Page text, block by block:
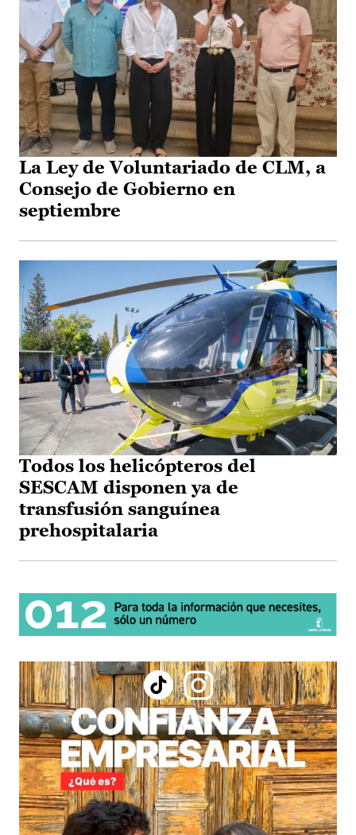
La Ley de Voluntariado de CLM, a
Consejo de Gobierno en
septiembre
Todos los helicópteros del
SESCAM disponen ya de
transfusión sanguínea
prehospitalaria